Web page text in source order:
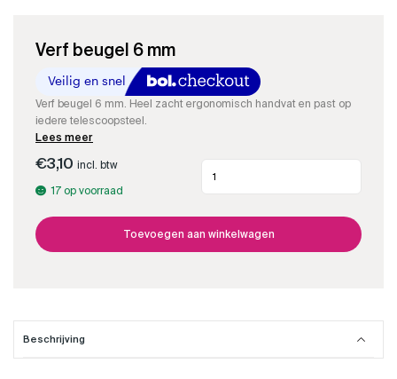
Verf beugel 6 mm
Verf beugel 6 mm. Heel zacht ergonomisch handvat en past op
iedere telescoopsteel.
Lees meer
€3,10 incl. btw
17 op voorraad
beugel
6
Toevoegen aan winkelwagen
Beschrijving